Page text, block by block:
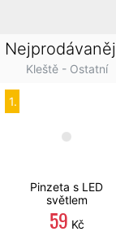
Kleště - Ostatní
1.
Pinzeta s LED
světlem
59 Kč